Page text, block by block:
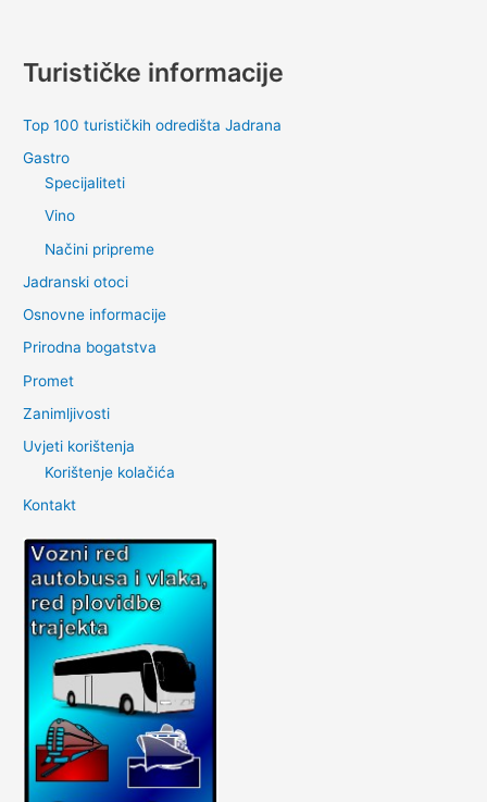
Turističke informacije
Top 100 turističkih odredišta Jadrana
Gastro
Specijaliteti
Vino
Načini pripreme
Jadranski otoci
Osnovne informacije
Prirodna bogatstva
Promet
Zanimljivosti
Uvjeti korištenja
Korištenje kolačića
Kontakt